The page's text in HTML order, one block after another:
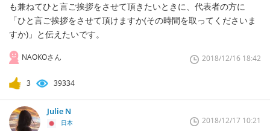
も兼ねてひと言ご挨拶をさせて頂きたいときに、代表者の方に
「ひと言ご挨拶をさせて頂けますか(その時間を取ってくださいま
すか)」と伝えたいです。
NAOKOさん 2018/12/16 18:42
3 39334
Julie N
日本 2018/12/17 10:21